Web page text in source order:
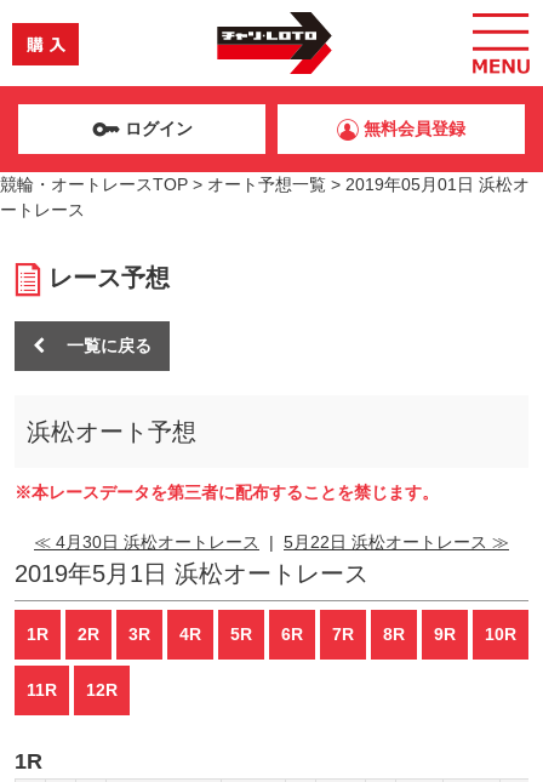
ログイン 無料会員登録
競輪・オートレースTOP > オート予想一覧 > 2019年05月01日 浜松オ
ートレース
レース予想
一覧に戻る
浜松オート予想
※本レースデータを第三者に配布することを禁じます。
≪ 4月30日 浜松オートレース | 5月22日 浜松オートレース ≫
2019年5月1日 浜松オートレース
1R 2R 3R 4R 5R 6R 7R 8R 9R 10R
11R 12R
1R